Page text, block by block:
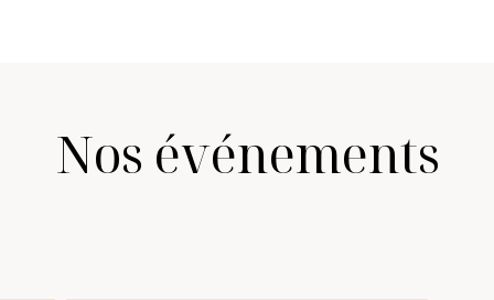
Nos événements